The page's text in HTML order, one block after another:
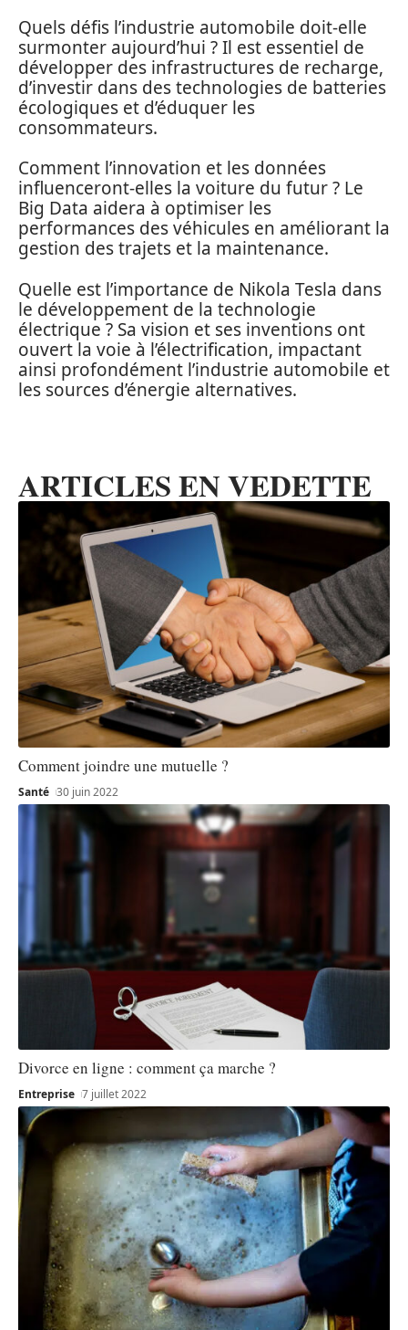
Quels défis l’industrie automobile doit-elle
surmonter aujourd’hui ? Il est essentiel de
développer des infrastructures de recharge,
d’investir dans des technologies de batteries
écologiques et d’éduquer les
consommateurs.
Comment l’innovation et les données
influenceront-elles la voiture du futur ? Le
Big Data aidera à optimiser les
performances des véhicules en améliorant la
gestion des trajets et la maintenance.
Quelle est l’importance de Nikola Tesla dans
le développement de la technologie
électrique ? Sa vision et ses inventions ont
ouvert la voie à l’électrification, impactant
ainsi profondément l’industrie automobile et
les sources d’énergie alternatives.
ARTICLES EN VEDETTE
Comment joindre une mutuelle ?
Santé 30 juin 2022
Divorce en ligne : comment ça marche ?
Entreprise 7 juillet 2022